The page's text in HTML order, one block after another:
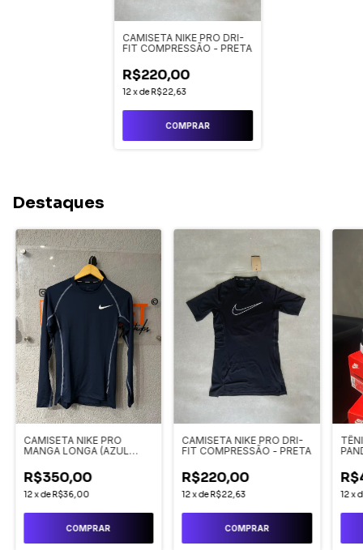
CAMISETA NIKE PRO DRI-
FIT COMPRESSÃO - PRETA
R$220,00
12xdeR$22,63
COMPRAR
Destaques
CAMISETA NIKE PRO
MANGA LONGA (AZUL
R$350,00
12xde R$36,00
COMPRAR
CAMISETA NIKE PRO DRI-
FIT COMPRESSÃO - PRETA
R$220,00
12xde R$22,63
COMPRAR
12x